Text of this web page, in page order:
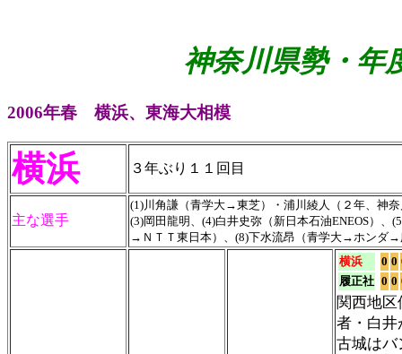
神奈川県勢・年
2006年春 横浜、東海大相模
横浜 ３年ぶり１１回目
主な選手
(1)川角謙（青学大→東芝）・浦川綾人（２年、神
(3)岡田龍明、(4)白井史弥（新日本石油ENEOS）
→ＮＴＴ東日本）、(8)下水流昂（青学大→ホンダ
横浜 0 0
履正社 0 0
関西地
者・白井
古城はバ